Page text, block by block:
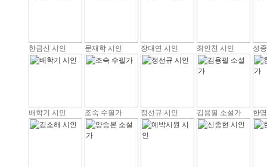
한금산 시인 문재학 시인 장대연 시인 최인찬 시인 성
배학기 시인 조숙 수필가 정선규 시인 김용필 소설가 한